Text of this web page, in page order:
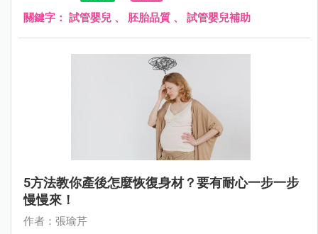
關鍵字： 試管嬰兒 、 胚胎品質 、 試管嬰兒補助
5方法教你產後怎麼恢復身材？要有耐心一步一步
慢慢來！
作者：張瑜芹